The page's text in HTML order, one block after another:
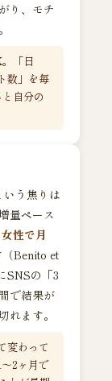
り、モチ
「日
数」を毎
自分の
いう焦りは
量ペース
性で月
Benito et
SNSの「3
で結果が
れます。
変わって
2ヶ月で